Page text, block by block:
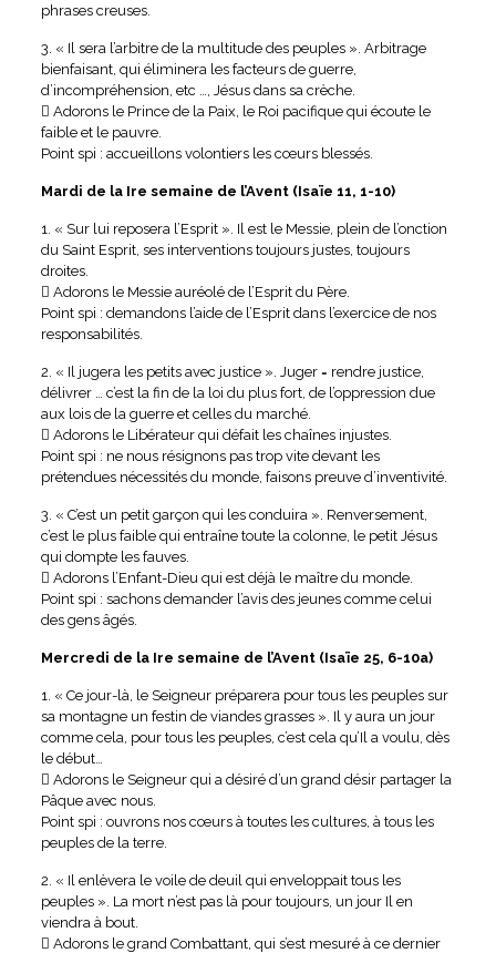
phrases creuses.
3. « Il sera l’arbitre de la multitude des peuples ». Arbitrage
bienfaisant, qui éliminera les facteurs de guerre,
d’incompréhension, etc …, Jésus dans sa crèche.
 Adorons le Prince de la Paix, le Roi pacifique qui écoute le
faible et le pauvre.
Point spi : accueillons volontiers les cœurs blessés.
Mardi de la Ire semaine de l’Avent (Isaïe 11, 1-10)
1. « Sur lui reposera l’Esprit ». Il est le Messie, plein de l’onction
du Saint Esprit, ses interventions toujours justes, toujours
droites.
 Adorons le Messie auréolé de l’Esprit du Père.
Point spi : demandons l’aide de l’Esprit dans l’exercice de nos
responsabilités.
2. « Il jugera les petits avec justice ». Juger = rendre justice,
délivrer … c’est la fin de la loi du plus fort, de l’oppression due
aux lois de la guerre et celles du marché.
 Adorons le Libérateur qui défait les chaînes injustes.
Point spi : ne nous résignons pas trop vite devant les
prétendues nécessités du monde, faisons preuve d’inventivité.
3. « C’est un petit garçon qui les conduira ». Renversement,
c’est le plus faible qui entraîne toute la colonne, le petit Jésus
qui dompte les fauves.
 Adorons l’Enfant-Dieu qui est déjà le maître du monde.
Point spi : sachons demander l’avis des jeunes comme celui
des gens âgés.
Mercredi de la Ire semaine de l’Avent (Isaïe 25, 6-10a)
1. « Ce jour-là, le Seigneur préparera pour tous les peuples sur
sa montagne un festin de viandes grasses ». Il y aura un jour
comme cela, pour tous les peuples, c’est cela qu’Il a voulu, dès
le début…
 Adorons le Seigneur qui a désiré d’un grand désir partager la
Pâque avec nous.
Point spi : ouvrons nos cœurs à toutes les cultures, à tous les
peuples de la terre.
2. « Il enlèvera le voile de deuil qui enveloppait tous les
peuples ». La mort n’est pas là pour toujours, un jour Il en
viendra à bout.
 Adorons le grand Combattant, qui s’est mesuré à ce dernier